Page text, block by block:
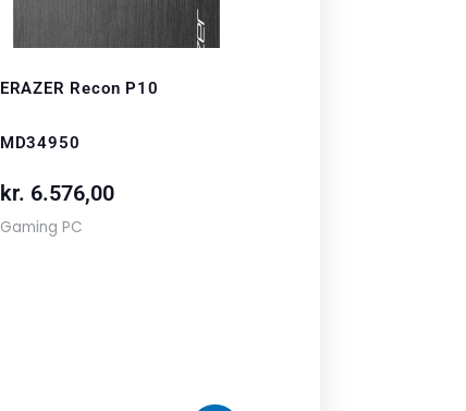
ERAZER Recon P10
MD34950
kr. 6.576,00
Gaming PC